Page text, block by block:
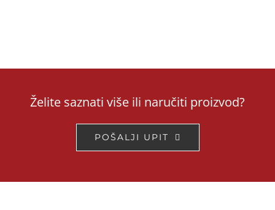
Želite saznati više ili naručiti proizvod?
POŠALJI UPIT